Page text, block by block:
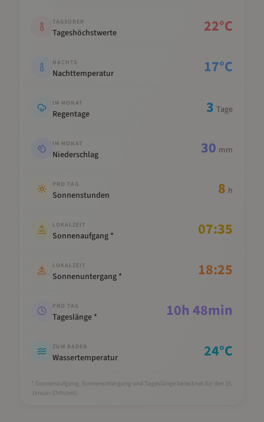
TAGSÜBER
Tageshöchstwerte 22°C
NACHTS
Nachttemperatur 17°C
IM MONAT
Regentage 3 Tage
IM MONAT
Niederschlag 30 mm
PRO TAG
Sonnenstunden 8 h
LOKALZEIT
Sonnenaufgang * 07:35
LOKALZEIT
Sonnenuntergang * 18:25
PRO TAG
Tageslänge * 10h 48min
ZUM BADEN
Wassertemperatur 24°C
* Sonnenaufgang, Sonnenuntergang und Tageslänge berechnet für den 15.
Januar (Ortszeit).